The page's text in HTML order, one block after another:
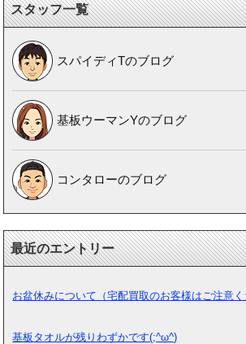
スタッフ一覧
スパイディTのブログ
基板ウーマンYのブログ
コンタローのブログ
最近のエントリー
お盆休みについて（宅配買取のお客様はご注意く
基板タオルが残りわずかです(;^ω^)